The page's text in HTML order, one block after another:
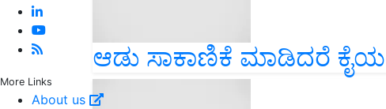
More Links
About us
ಆಡು ಸಾಕಾಣಿಕೆ ಮಾಡಿದರೆ